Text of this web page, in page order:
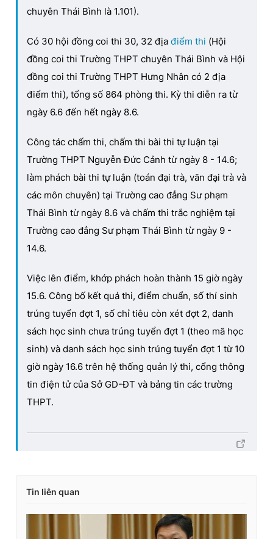
chuyên Thái Bình là 1.101).
Có 30 hội đồng coi thi 30, 32 địa điểm thi (Hội
đồng coi thi Trường THPT chuyên Thái Bình và Hội
đồng coi thi Trường THPT Hưng Nhân có 2 địa
điểm thi), tổng số 864 phòng thi. Kỳ thi diễn ra từ
ngày 6.6 đến hết ngày 8.6.
Công tác chấm thi, chấm thi bài thi tự luận tại
Trường THPT Nguyễn Đức Cảnh từ ngày 8 - 14.6;
làm phách bài thi tự luận (toán đại trà, văn đại trà và
các môn chuyên) tại Trường cao đẳng Sư phạm
Thái Bình từ ngày 8.6 và chấm thi trắc nghiệm tại
Trường cao đẳng Sư phạm Thái Bình từ ngày 9 -
14.6.
Việc lên điểm, khớp phách hoàn thành 15 giờ ngày
15.6. Công bố kết quả thi, điểm chuẩn, số thí sinh
trúng tuyển đợt 1, số chỉ tiêu còn xét đợt 2, danh
sách học sinh chưa trúng tuyển đợt 1 (theo mã học
sinh) và danh sách học sinh trúng tuyển đợt 1 từ 10
giờ ngày 16.6 trên hệ thống quản lý thi, cổng thông
tin điện tử của Sở GD-ĐT và bảng tin các trường
THPT.
Tin liên quan